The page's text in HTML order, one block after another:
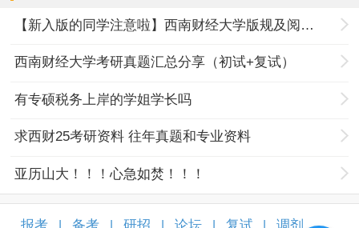
【新入版的同学注意啦】西南财经大学版规及阅读指南
西南财经大学考研真题汇总分享（初试+复试）
有专硕税务上岸的学姐学长吗
求西财25考研资料 往年真题和专业资料
亚历山大！！！心急如焚！！！